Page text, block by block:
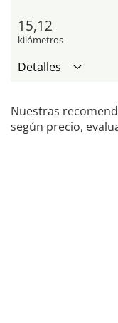
15,12
kilómetros
Detalles
Nuestras
según precio,